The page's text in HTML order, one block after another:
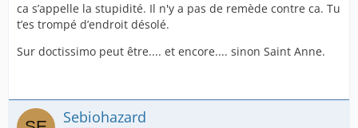
ca s’appelle la stupidité. Il n'y a pas de remède contre ca. Tu
t’es trompé d’endroit désolé.
Sur doctissimo peut être.... et encore.... sinon Saint Anne.
Sebiohazard